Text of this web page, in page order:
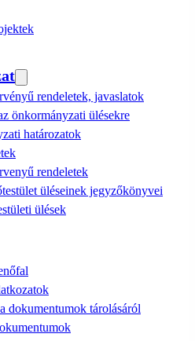
rendeletek, javaslatok
önkormányzati ülésekre
határozatok
rendeletek
üléseinek jegyzőkönyvei
ülések
dokumentumok tárolásáról